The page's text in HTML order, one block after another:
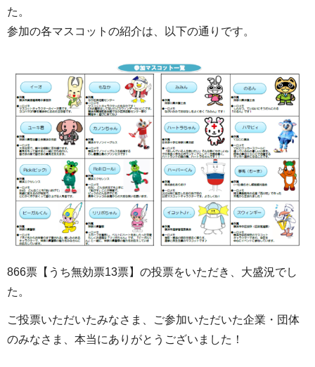
た。
参加の各マスコットの紹介は、以下の通りです。
866票【うち無効票13票】の投票をいただき、大盛況でし
た。
ご投票いただいたみなさま、ご参加いただいた企業・団体
のみなさま、本当にありがとうございました！